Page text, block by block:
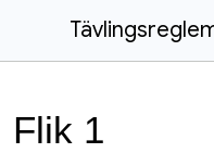
Flik 1